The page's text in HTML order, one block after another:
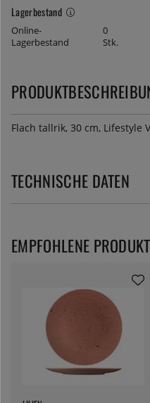
Lagerbestand
Online-
Lagerbestand
0
Stk.
Flach tallrik, 30 cm, Lifestyle
TECHNISCHE DATEN
EMPFOHLENE